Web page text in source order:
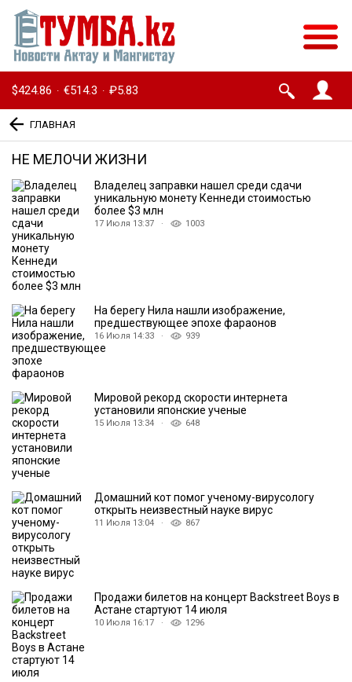
$424.86 · €514.3 · ₽5.83
ГЛАВНАЯ
НЕ МЕЛОЧИ ЖИЗНИ
Владелец заправки нашел среди сдачи
уникальную монету Кеннеди стоимостью
более $3 млн
17 Июля 13:37 · 1003
На берегу Нила нашли изображение,
предшествующее эпохе фараонов
16 Июля 14:33 · 939
Мировой рекорд скорости интернета
установили японские ученые
15 Июля 13:34 · 648
Домашний кот помог ученому-вирусологу
открыть неизвестный науке вирус
11 Июля 13:04 · 867
Продажи билетов на концерт Backstreet Boys в
Астане стартуют 14 июля
10 Июля 16:17 · 1296